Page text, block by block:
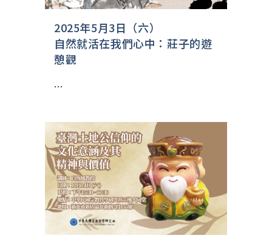
2025年5月3日（六）
自然就活在我們心中：莊子的遊
憩觀
...